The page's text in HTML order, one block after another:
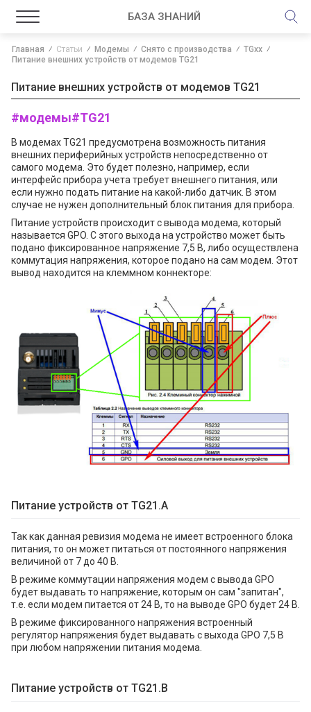
БАЗА ЗНАНИЙ
Главная Статьи Модемы Снято с производства
TGxx
Питание внешних устройств от модемов TG21
Питание внешних устройств от модемов TG21
#модемы#TG21
В модемах TG21 предусмотрена возможность питания
внешних периферийных устройств непосредственно от
самого модема. Это будет полезно, например, если
интерфейс прибора учета требует внешнего питания, или
если нужно подать питание на какой-либо датчик. В этом
случае не нужен дополнительный блок питания для прибора.
Питание устройств происходит с вывода модема, который
называется GPO. С этого выхода на устройство может быть
подано фиксированное напряжение 7,5 В, либо осуществлена
коммутация напряжения, которое подано на сам модем. Этот
вывод находится на клеммном коннекторе:
Питание устройств от TG21.A
Так как данная ревизия модема не имеет встроенного блока
питания, то он может питаться от постоянного напряжения
величиной от 7 до 40 В.
В режиме коммутации напряжения модем с вывода GPO
будет выдавать то напряжение, которым он сам "запитан",
т.е. если модем питается от 24 В, то на выводе GPO будет 24 В.
В режиме фиксированного напряжения встроенный
регулятор напряжения будет выдавать с выхода GPO 7,5 В
при любом напряжении питания модема.
Питание устройств от TG21.B